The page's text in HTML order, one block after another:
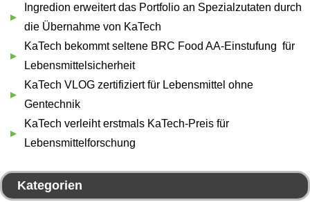
Ingredion erweitert das Portfolio an Spezialzutaten durch
die Übernahme von KaTech
KaTech bekommt seltene BRC Food AA-Einstufung für
Lebensmittelsicherheit
KaTech VLOG zertifiziert für Lebensmittel ohne
Gentechnik
KaTech verleiht erstmals KaTech-Preis für
Lebensmittelforschung
Kategorien